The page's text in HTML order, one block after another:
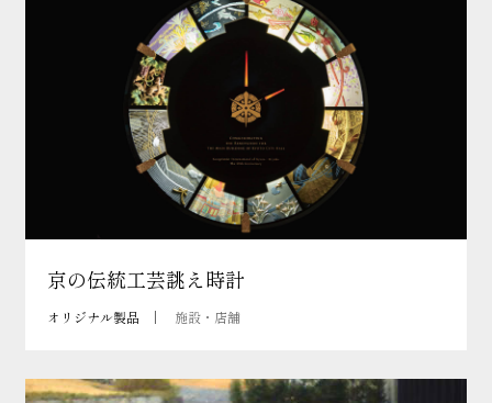
京の伝統工芸誂え時計
オリジナル製品 施設・店舗